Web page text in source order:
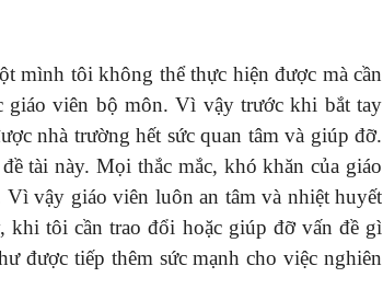
mình tôi không thể thực hiện được mà cần
giáo viên bộ môn. Vì vậy trước khi bắt tay
nhà trường hết sức quan tâm và giúp đỡ.
tài này. Mọi thắc mắc, khó khăn của giáo
vậy giáo viên luôn an tâm và nhiệt huyết
tôi cần trao đổi hoặc giúp đỡ vấn đề gì
được tiếp thêm sức mạnh cho việc nghiên